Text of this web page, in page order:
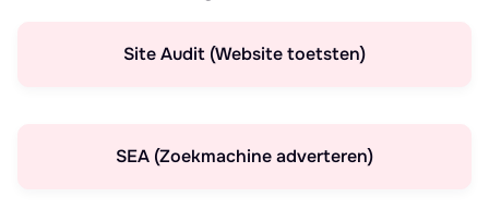
Site Audit (Website toetsten)
SEA (Zoekmachine adverteren)